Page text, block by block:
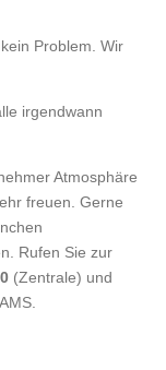
Problem. Wir
irgendwann
Atmosphäre
freuen. Gerne
Rufen Sie zur
(Zentrale) und